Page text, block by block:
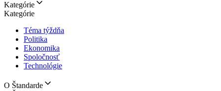
Kategórie
Kategórie
Téma týždňa
Politika
Ekonomika
Spoločnosť
Technológie
O Štandarde